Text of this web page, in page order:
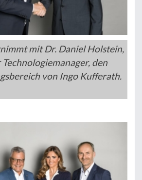
mit Dr. Daniel Holstein,
den
von Ingo Kufferath.